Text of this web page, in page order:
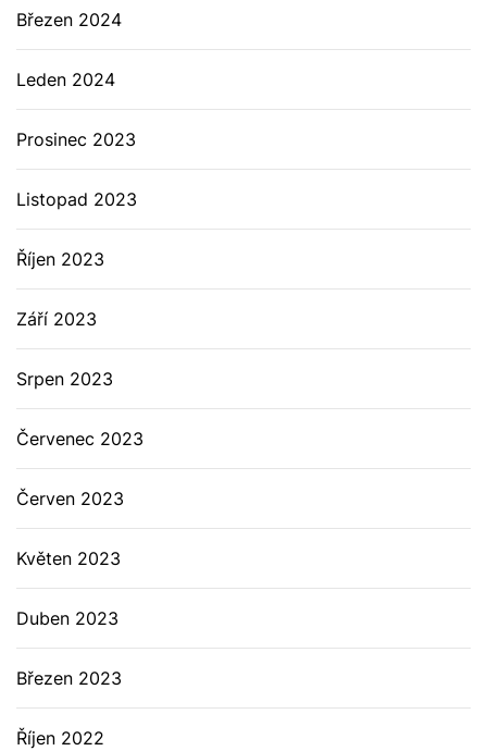
Březen 2024
Leden 2024
Prosinec 2023
Listopad 2023
Říjen 2023
Září 2023
Srpen 2023
Červenec 2023
Červen 2023
Květen 2023
Duben 2023
Březen 2023
Říjen 2022